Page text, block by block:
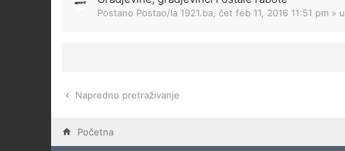
Postano Postao/la 1921.ba čet feb 11, 2016 11:51 pm » u
Napredno pretraživanje
Početna